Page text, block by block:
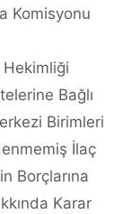
Komisyonu
Bağlı
Birimleri
İlaç
Borçlarına
Karar